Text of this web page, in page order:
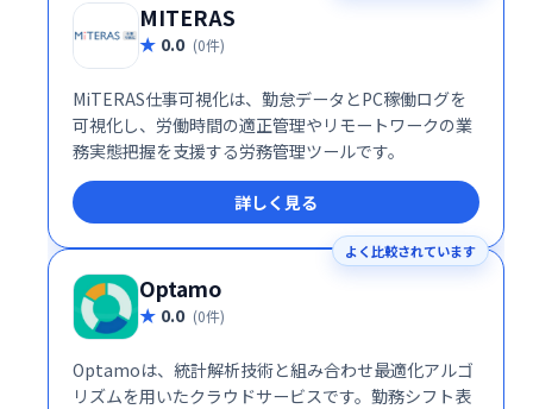
MITERAS
0.0 (0件)
MiTERAS仕事可視化は、勤怠データとPC稼働ログを
可視化し、労働時間の適正管理やリモートワークの業
務実態把握を支援する労務管理ツールです。
詳しく見る
よく比較されています
Optamo
0.0 (0件)
Optamoは、統計解析技術と組み合わせ最適化アルゴ
リズムを用いたクラウドサービスです。勤務シフト表